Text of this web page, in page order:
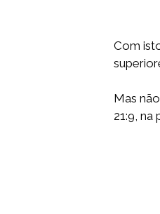
Com
Mas
21:9,